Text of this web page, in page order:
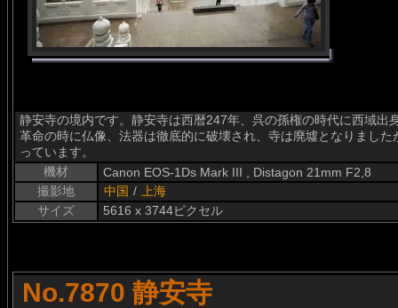
静安寺の境内です。静安寺は西暦247年、呉の孫権の時代に西域出
革命の時に仏像、法器は徹底的に破壊され、寺は廃墟となりまし
っています。
機材
Canon EOS-1Ds Mark III , Distagon 21mm F2,8
撮影地
中国 /
上海
サイズ
5616 x 3744ピクセル
No.7870 静安寺